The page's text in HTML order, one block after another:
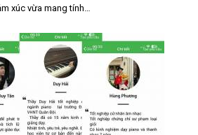
xúc vừa mang tính…